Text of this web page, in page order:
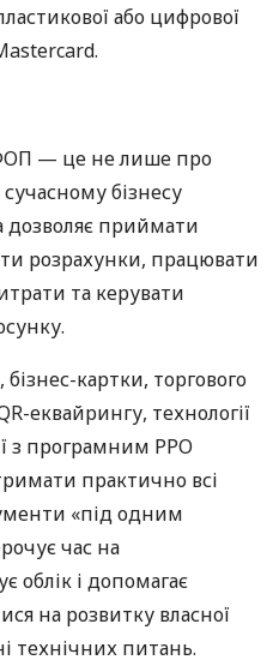
або цифрової
ФОП — це не лише про
бізнесу
дозволяє приймати
розрахунки, працювати
та керувати
картки, торгового
еквайрингу, технології
з програмним РРО
практично всі
«під одним
час на
облік і допомагає
на розвитку власної
технічних питань.